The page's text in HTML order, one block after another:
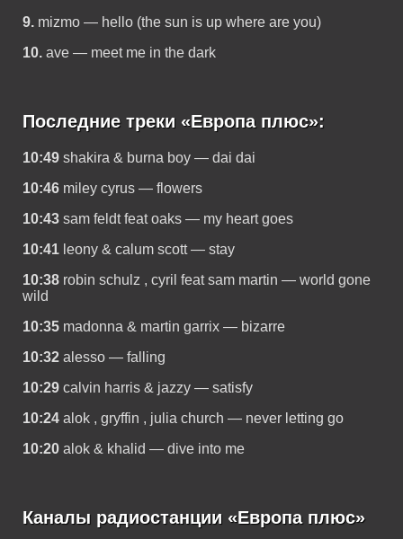
9. mizmo — hello (the sun is up where are you)
10. ave — meet me in the dark
Последние треки «Европа плюс»:
10:49 shakira & burna boy — dai dai
10:46 miley cyrus — flowers
10:43 sam feldt feat oaks — my heart goes
10:41 leony & calum scott — stay
10:38 robin schulz , cyril feat sam martin — world gone
wild
10:35 madonna & martin garrix — bizarre
10:32 alesso — falling
10:29 calvin harris & jazzy — satisfy
10:24 alok , gryffin , julia church — never letting go
10:20 alok & khalid — dive into me
Каналы радиостанции «Европа плюс»